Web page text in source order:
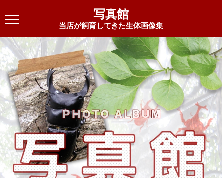
写真館
当店が飼育してきた生体画像集